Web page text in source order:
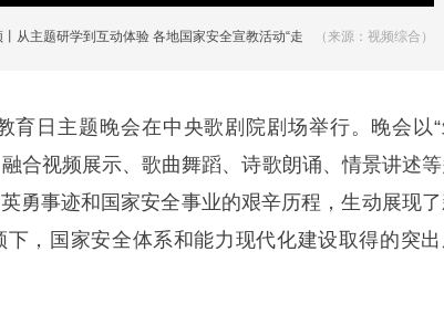
丨从主题研学到互动体验 各地国家安全宣教活动“走
（来源：视频综合）
育日主题晚会在中央歌剧院剧场举行。晚会以
融合视频展示、歌曲舞蹈、诗歌朗诵、情景讲述等
勇事迹和国家安全事业的艰辛历程，生动展现
，国家安全体系和能力现代化建设取得的突